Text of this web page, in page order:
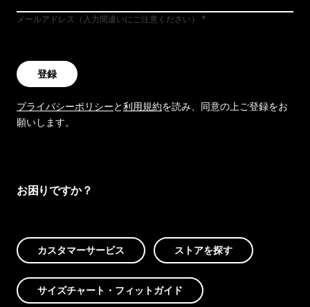
メールアドレス（入力間違いにご注意ください）
登録
プライバシーポリシーと利用規約を読み、同意の上ご登録をお
願いします。
お困りですか？
カスタマーサービス ストアを探す
サイズチャート・フィットガイド